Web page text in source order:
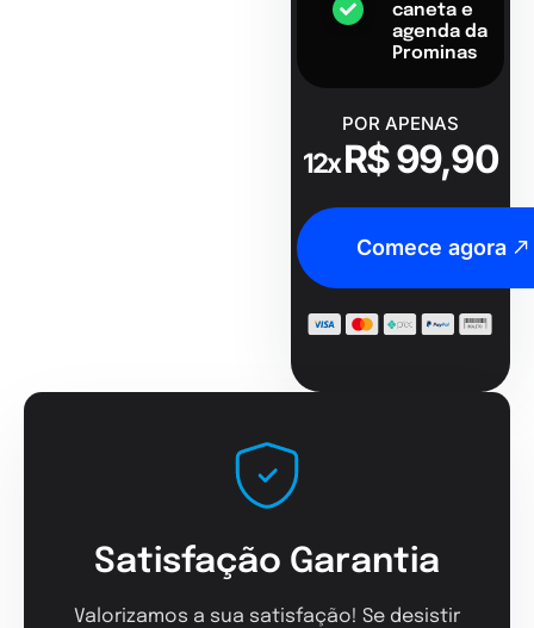
caneta e
agenda da
Prominas
POR APENAS
12xR$ 99,90
Comece agora
Satisfação Garantia
Valorizamos a sua satisfação! Se desistir